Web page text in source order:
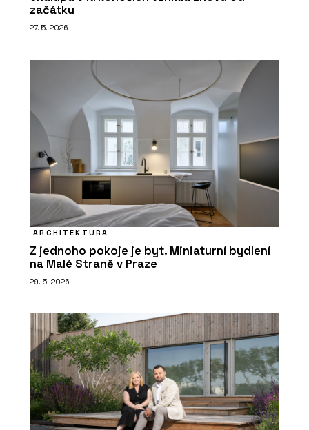
začátku
27. 5. 2026
ARCHITEKTURA
Z jednoho pokoje je byt. Miniaturní bydlení
na Malé Straně v Praze
29. 5. 2026